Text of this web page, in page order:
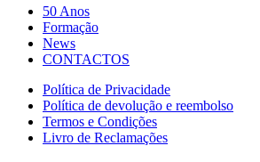
50 Anos
Formação
News
CONTACTOS
Política de Privacidade
Política de devolução e reembolso
Termos e Condições
Livro de Reclamações